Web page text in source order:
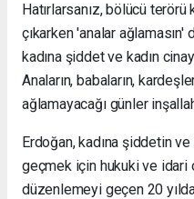
Hatırlarsanız, bölücü
çıkarken 'analar
kadına şiddet ve kadın
Anaların, babaların,
ağlamayacağı günler
Erdoğan, kadına şiddetin
geçmek için hukuki ve idari
düzenlemeyi geçen 20